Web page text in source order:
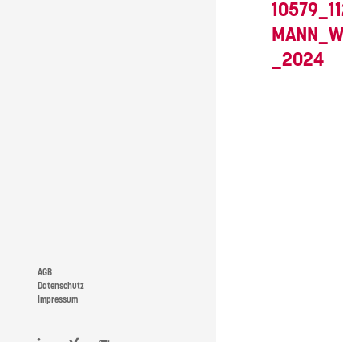
_2024
AGB
Datenschutz
Impressum